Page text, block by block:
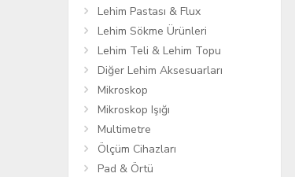
Lehim Pastası & Flux
Lehim Sökme Ürünleri
Lehim Teli & Lehim Topu
Diğer Lehim Aksesuarları
Mikroskop
Mikroskop Işığı
Multimetre
Ölçüm Cihazları
Pad & Örtü